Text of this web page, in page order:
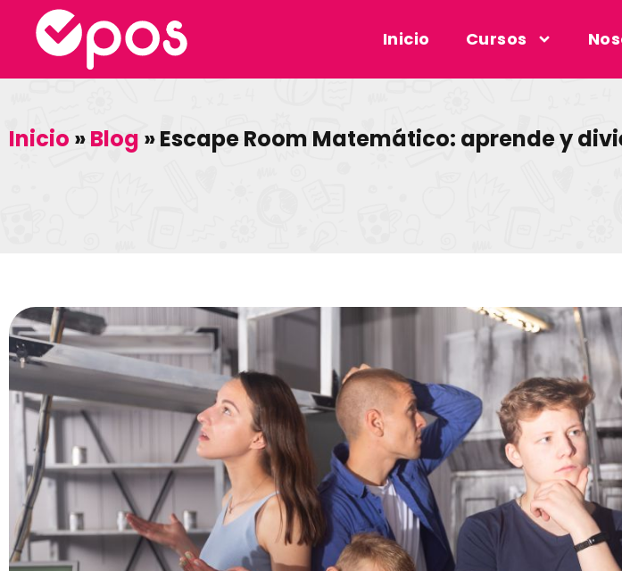
Inicio Cursos
Inicio »Blog »Escape Room Matemático: aprende y